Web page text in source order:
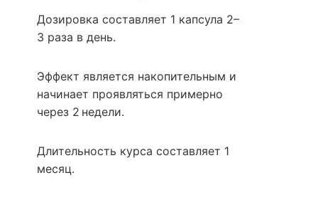
Дозировка составляет 1 капсула 2–
3 раза в день.
Эффект является накопительным и
начинает проявляться примерно
через 2 недели.
Длительность курса составляет 1
месяц.